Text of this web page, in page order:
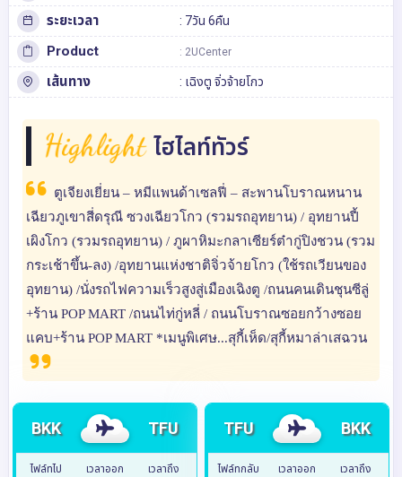
ระยะเวลา : 7วัน 6คืน
Product : 2UCenter
เส้นทาง : เฉิงตู จิ่วจ้ายโกว
Highlight ไฮไลท์ทัวร์
ตูเจียงเยี่ยน – หมีแพนด้าเซลฟี่ – สะพานโบราณหนาน
เฉียวภูเขาสี่ดรุณี ซวงเฉียวโกว (รวมรถอุทยาน) / อุทยานปี้
เผิงโกว (รวมรถอุทยาน) / ภูผาหิมะกลาเซียร์ต๋ากู่ปิงชวน (รวม
กระเช้าขึ้น-ลง) /อุทยานแห่งชาติจิ่วจ้ายโกว (ใช้รถเวียนของ
อุทยาน) /นั่งรถไฟความเร็วสูงสู่เมืองเฉิงตู /ถนนคนเดินชุนซีลู่
+ร้าน POP MART /ถนนไท่กู่หลี่ / ถนนโบราณซอยกว้างซอย
แคบ+ร้าน POP MART *เมนูพิเศษ...สุกี้เห็ด/สุกี้หมาล่าเสฉวน
BKK TFU
ไฟล์ทไป เวลาออก เวลาถึง
TFU BKK
ไฟล์ทกลับ เวลาออก เวลาถึง